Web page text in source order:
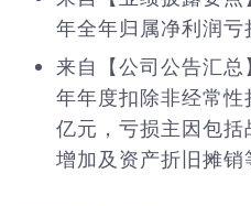
年全年归属净利润亏
来自【公司公告汇
年年度扣除非经常
亿元，亏损主因包
增加及资产折旧摊销